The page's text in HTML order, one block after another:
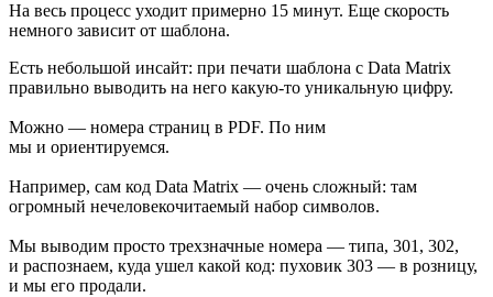
На весь процесс уходит примерно 15 минут. Еще скорость
немного зависит от шаблона.
Есть небольшой инсайт: при печати шаблона с Data Matrix
правильно выводить на него какую-то уникальную цифру.
Можно — номера страниц в PDF. По ним
мы и ориентируемся.
Например, сам код Data Matrix — очень сложный: там
огромный нечеловекочитаемый набор символов.
Мы выводим просто трехзначные номера — типа, 301, 302,
и распознаем, куда ушел какой код: пуховик 303 — в розницу,
и мы его продали.